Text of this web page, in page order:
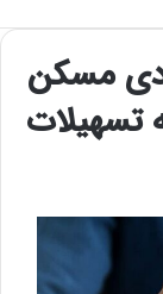
وام ۲ میلیاردی مسکن